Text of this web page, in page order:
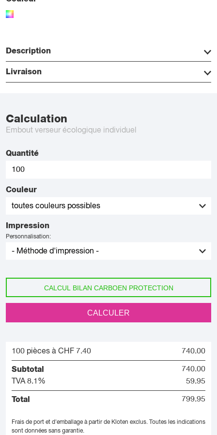
Description
Livraison
Calculation
Embout verseur écologique individuel
Quantité
Couleur
Impression
Personnalisation:
CALCUL BILAN CARBOEN PROTECTION
CALCULER
100 pièces à CHF 7.40 740.00
Subtotal
740.00
TVA 8.1%
59.95
Total 799.95
Frais de port et d'emballage à partir de Kloten exclus.
Toutes les indications
sont données sans garantie.